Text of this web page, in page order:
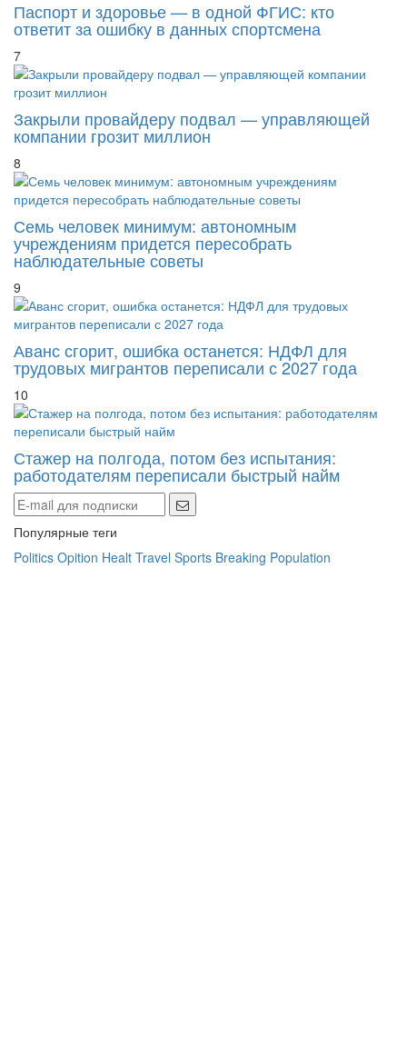
Паспорт и здоровье — в одной ФГИС: кто
ответит за ошибку в данных спортсмена
7
Закрыли провайдеру подвал — управляющей
компании грозит миллион
8
Семь человек минимум: автономным
учреждениям придется пересобрать
наблюдательные советы
9
Аванс сгорит, ошибка останется: НДФЛ для
трудовых мигрантов переписали с 2027 года
10
Стажер на полгода, потом без испытания:
работодателям переписали быстрый найм
Популярные теги
Politics Opition Healt Travel Sports Breaking Population